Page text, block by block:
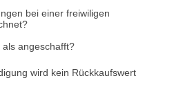
bei einer freiwiligen
als angeschafft?
wird kein Rückkaufswert